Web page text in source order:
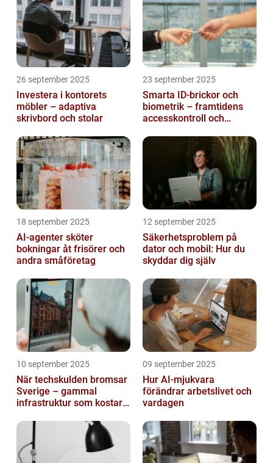
26 september 2025
Investera i kontorets
möbler – adaptiva
skrivbord och stolar
23 september 2025
Smarta ID-brickor och
biometrik – framtidens
accesskontroll och
18 september 2025
AI-agenter sköter
bokningar åt frisörer och
andra småföretag
12 september 2025
Säkerhetsproblem på
dator och mobil: Hur du
skyddar dig själv
10 september 2025
När techskulden bromsar
Sverige – gammal
infrastruktur som kostar
09 september 2025
Hur AI-mjukvara
förändrar arbetslivet och
vardagen